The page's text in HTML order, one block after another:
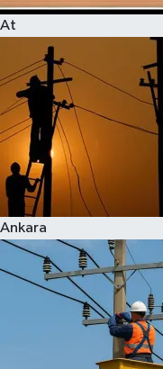
At
Ankara